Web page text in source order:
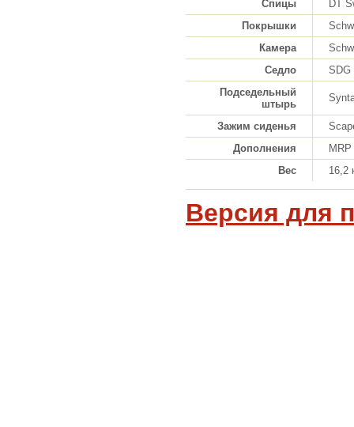
Спицы
DT
Покрышки
Камера
Седло
SDG
Подседельный
штырь
Зажим сиденья
Дополнения
Вес
16,2
Версия для